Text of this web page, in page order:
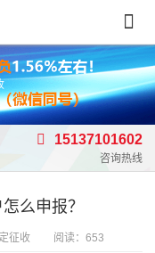
15137101602
咨询热线
么申报？
征收 阅读：653